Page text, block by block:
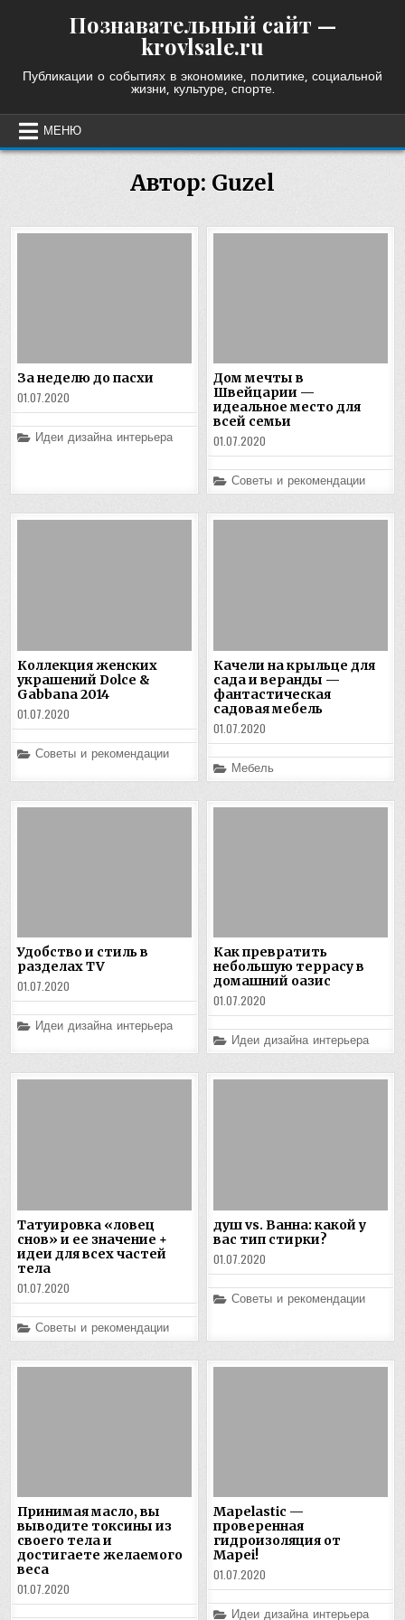
Познавательный сайт —
krovlsale.ru
Публикации о событиях в экономике, политике, социальной
жизни, культуре, спорте.
МЕНЮ
Автор: Guzel
За неделю до пасхи
01.07.2020
Posted
in
Идеи дизайна интерьера
Дом мечты в
Швейцарии —
идеальное место для
всей семьи
01.07.2020
Posted
in
Советы и рекомендации
Коллекция женских
украшений Dolce &
Gabbana 2014
01.07.2020
Posted
Советы и рекомендации
Качели на крыльце для
сада и веранды —
фантастическая
садовая мебель
01.07.2020
Posted
in
Мебель
Удобство и стиль в
разделах TV
01.07.2020
Posted
in
Идеи дизайна интерьера
Как превратить
небольшую террасу в
домашний оазис
01.07.2020
Posted
in
Идеи дизайна интерьера
Татуировка «ловец
снов» и ее значение +
идеи для всех частей
тела
01.07.2020
Posted
in
Советы и рекомендации
душ vs. Ванна: какой у
вас тип стирки?
01.07.2020
Posted
Советы и рекомендации
Принимая масло, вы
выводите токсины из
своего тела и
достигаете желаемого
веса
01.07.2020
Mapelastic —
проверенная
гидроизоляция от
Mapei!
01.07.2020
Posted
Идеи дизайна интерьера